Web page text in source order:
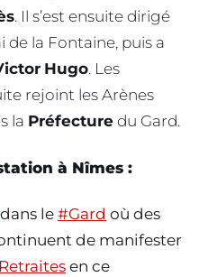
. Il s’est ensuite dirigé
de la Fontaine, puis a
Hugo. Les
rejoint les Arènes
la Préfecture du Gard.
à Nîmes :
dans le #Gard où des
de manifester
en ce